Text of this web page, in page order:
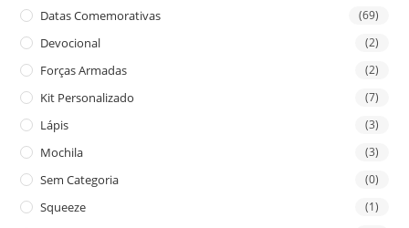
Datas Comemorativas (69)
Devocional (2)
Forças Armadas (2)
Kit Personalizado (7)
Lápis (3)
Mochila (3)
Sem Categoria (0)
Squeeze (1)